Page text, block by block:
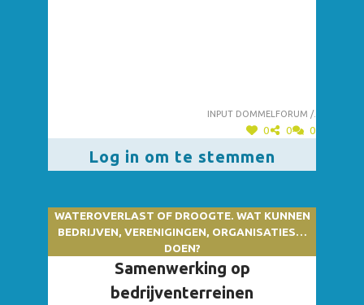
Input dommelforum /.
0 0 0
Log in om te stemmen
WATEROVERLAST OF DROOGTE. WAT KUNNEN
BEDRIJVEN, VERENIGINGEN, ORGANISATIES…
DOEN?
Samenwerking op
bedrijventerreinen